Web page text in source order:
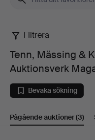
Tenn,
Mässing
&
Koppar
Filtrera
Tenn, Mässing &
Auktionsverk
Bevaka sökning
Pågående auktioner(3)